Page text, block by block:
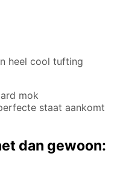
heel cool tufting
mok
staat aankomt
dan gewoon: